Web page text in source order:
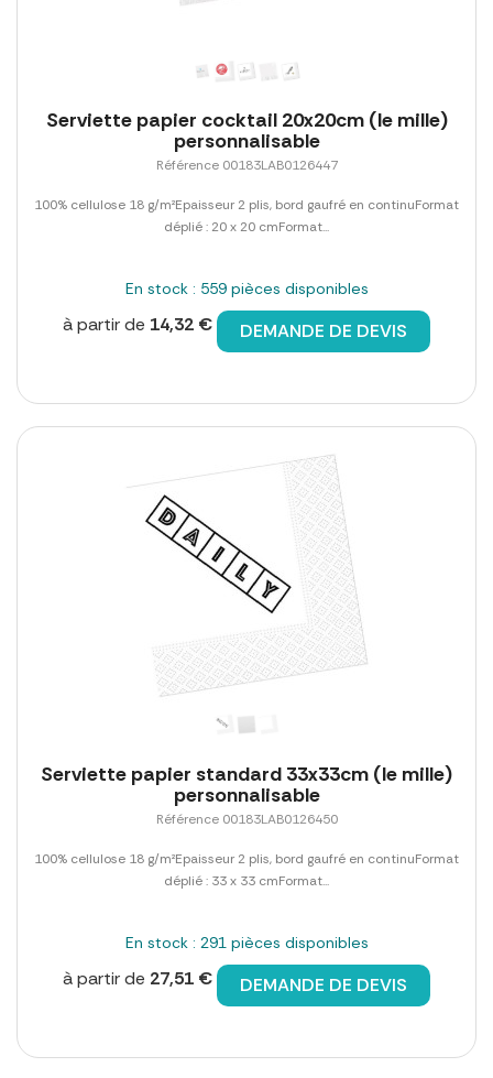
Serviette papier cocktail 20x20cm (le mille)
personnalisable
Référence 00183LAB0126447
100% cellulose 18 g/m²Epaisseur 2 plis, bord gaufré en continuFormat
déplié : 20 x 20 cmFormat...
En stock : 559 pièces disponibles
à partir de 14,32 € DEMANDE DE DEVIS
Serviette papier standard 33x33cm (le mille)
personnalisable
Référence 00183LAB0126450
100% cellulose 18 g/m²Epaisseur 2 plis, bord gaufré en continuFormat
déplié : 33 x 33 cmFormat...
En stock : 291 pièces disponibles
à partir de 27,51 € DEMANDE DE DEVIS